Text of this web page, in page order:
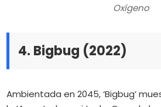
Oxígeno
4. Bigbug (2022)
Ambientada en 2045, ‘Bigbug’